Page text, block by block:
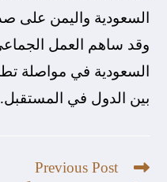
السعودية واليمن على
وقد ساهم العمل
السعودية في مواصلة
بين الدول في المستقبل.
Previous Post